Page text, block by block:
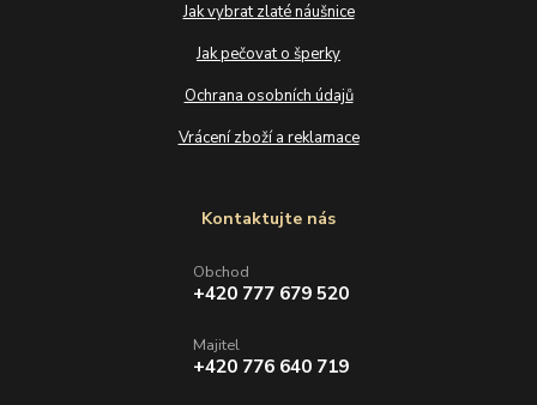
Jak vybrat zlaté náušnice
Jak pečovat o šperky
Ochrana osobních údajů
Vrácení zboží a reklamace
Kontaktujte nás
Obchod
+420 777 679 520
Majitel
+420 776 640 719